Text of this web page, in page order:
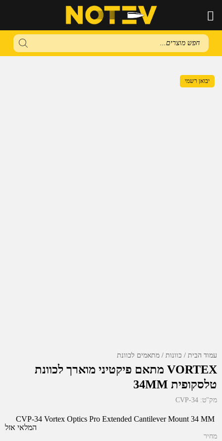
Products
search
עמוד הבית כוונות מתאמים לכוונת
VORTEX מתאם פיקטיני מוארך לכוונת
טלסקופית 34MM
מק"ט: CVP-34
CVP-34 Vortex Optics Pro Extended Cantilever Mount 34 MM
מחיר
המלאי אזל
יבואן רשמי